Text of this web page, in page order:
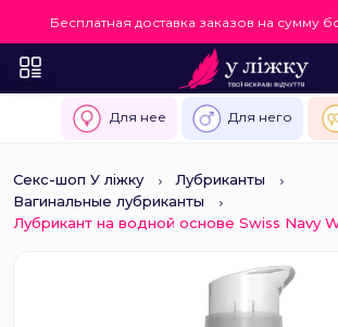
Бесплатная доставка заказов на сумму
Для нее Для него
Секс-шоп У ліжку
Лубриканты
Вагинальные лубриканты
Лубрикант на водной основе Swiss Navy